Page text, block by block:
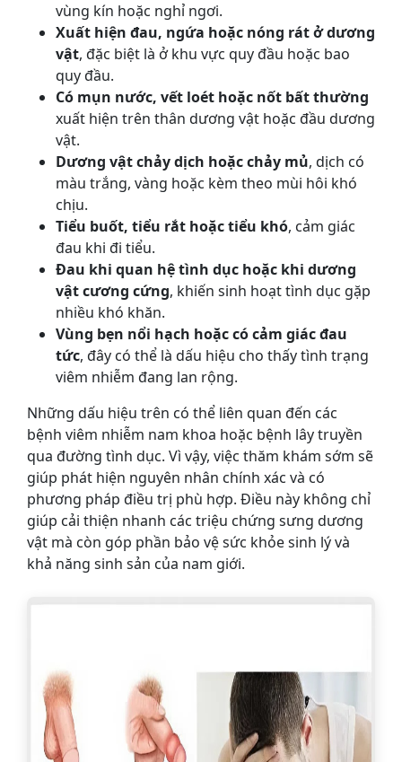
vùng kín hoặc nghỉ ngơi.
Xuất hiện đau, ngứa hoặc nóng rát ở dương
vật, đặc biệt là ở khu vực quy đầu hoặc bao
quy đầu.
Có mụn nước, vết loét hoặc nốt bất thường
xuất hiện trên thân dương vật hoặc đầu dương
vật.
Dương vật chảy dịch hoặc chảy mủ, dịch có
màu trắng, vàng hoặc kèm theo mùi hôi khó
chịu.
Tiểu buốt, tiểu rắt hoặc tiểu khó, cảm giác
đau khi đi tiểu.
Đau khi quan hệ tình dục hoặc khi dương
vật cương cứng, khiến sinh hoạt tình dục gặp
nhiều khó khăn.
Vùng bẹn nổi hạch hoặc có cảm giác đau
tức, đây có thể là dấu hiệu cho thấy tình trạng
viêm nhiễm đang lan rộng.
Những dấu hiệu trên có thể liên quan đến các
bệnh viêm nhiễm nam khoa hoặc bệnh lây truyền
qua đường tình dục. Vì vậy, việc thăm khám sớm sẽ
giúp phát hiện nguyên nhân chính xác và có
phương pháp điều trị phù hợp. Điều này không chỉ
giúp cải thiện nhanh các triệu chứng sưng dương
vật mà còn góp phần bảo vệ sức khỏe sinh lý và
khả năng sinh sản của nam giới.